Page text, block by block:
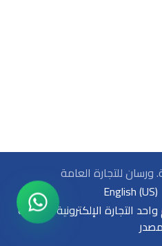
للتجارة العامة
English (US)
التجارة الإلكترونية مفتوحة